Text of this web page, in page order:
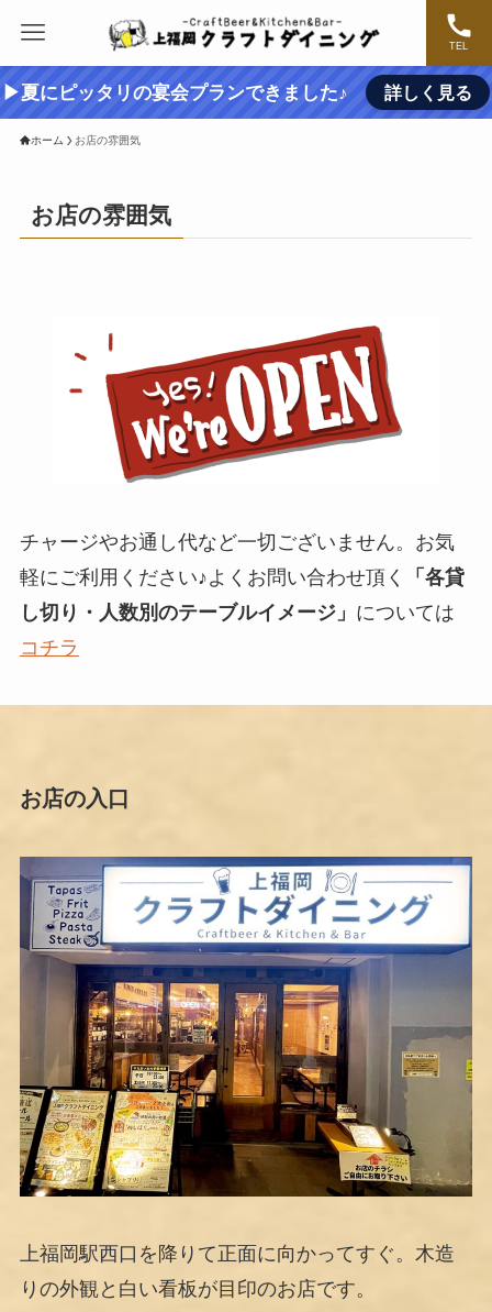
TEL
▶夏にピッタリの宴会プランできました♪ 詳しく見る
ホーム お店の雰囲気
お店の雰囲気
チャージやお通し代など一切ございません。お気
軽にご利用ください♪よくお問い合わせ頂く
「各貸
し切り・人数別のテーブルイメージ」 については
コチラ
お店の入口
上福岡駅西口を降りて正面に向かってすぐ。木造
りの外観と白い看板が目印のお店です。